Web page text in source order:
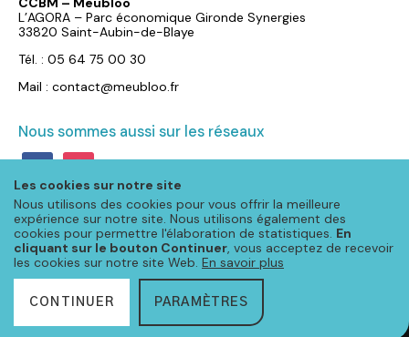
Les cookies sur notre site
Nous utilisons des cookies pour vous offrir la meilleure
expérience sur notre site. Nous utilisons également des
cookies pour permettre l'élaboration de statistiques. En
cliquant sur le bouton Continuer, vous acceptez de recevoir
les cookies sur notre site Web. En savoir plus
CONTINUER PARAMÈTRES
L’AGORA – Parc économique Gironde Synergies
33820 Saint-Aubin-de-Blaye
Tél. : 05 64 75 00 30
Mail : contact@meubloo.fr
Nous sommes aussi sur les réseaux
facebookinstagram
© Meubloo 2026 – Tous droits réservés